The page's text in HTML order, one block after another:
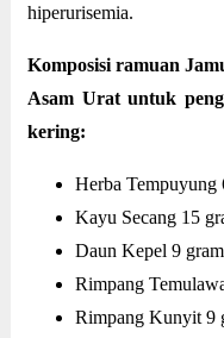
hiperurisemia.
Komposisi ramuan
Asam Urat untuk
kering:
Herba Tempuyung
Kayu Secang 15
Daun Kepel 9 gram
Rimpang
Rimpang Kunyit 9